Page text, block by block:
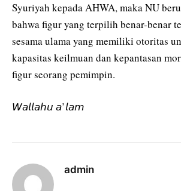
Syuriyah kepada AHWA, maka NU
bahwa figur yang terpilih benar-benar
sesama ulama yang memiliki otoritas
kapasitas keilmuan dan kepantasan
figur seorang pemimpin.
𝘞𝘢𝘭𝘭𝘢𝘩𝘶 𝘢’𝘭𝘢𝘮
admin